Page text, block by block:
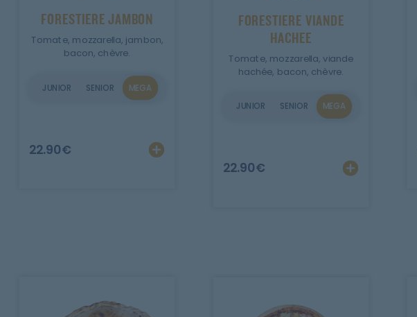
FORESTIERE JAMBON
Tomate, mozzarella, jambon,
bacon, chèvre.
JUNIOR SENIOR MEGA
22.90€
FORESTIERE VIANDE
HACHEE
Tomate, mozzarella, viande
hachée, bacon, chèvre.
JUNIOR SENIOR MEGA
22.90€